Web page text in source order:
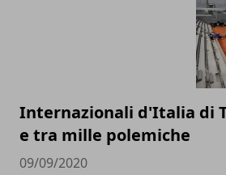
Internazionali d'Italia di
e tra mille polemiche
09/09/2020